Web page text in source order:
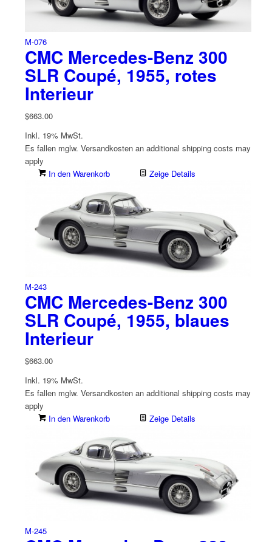
M-076
CMC Mercedes-Benz 300
SLR Coupé, 1955, rotes
Interieur
$663.00
Inkl. 19% MwSt.
Es fallen mglw. Versand­kosten an additional shipping costs may
apply
In den Warenkorb
Zeige Details
M-243
CMC Mercedes-Benz 300
SLR Coupé, 1955, blaues
Interieur
$663.00
Inkl. 19% MwSt.
Es fallen mglw. Versand­kosten an additional shipping costs may
apply
In den Warenkorb
Zeige Details
M-245